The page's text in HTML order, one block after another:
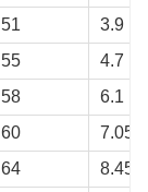
51
3.9
55
4.7
58
6.1
60
7.05
64
8.45